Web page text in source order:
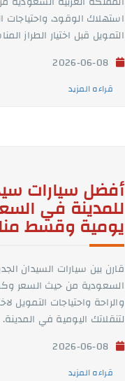
استهلاك الوقود،
التمويل قبل اختيار الطراز
قراءه المزيد
أفضل سيارات
للمدينة في
يومية وقسط
قارن بين سيارات السيدان
السعودية من حيث السعر
والراحة واحتياجات التمويل
لتنقلاتك اليومية في المدينة.
قراءه المزيد